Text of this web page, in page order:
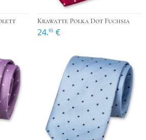
Krawatte Polka Dot Fuchsia
24.95 €